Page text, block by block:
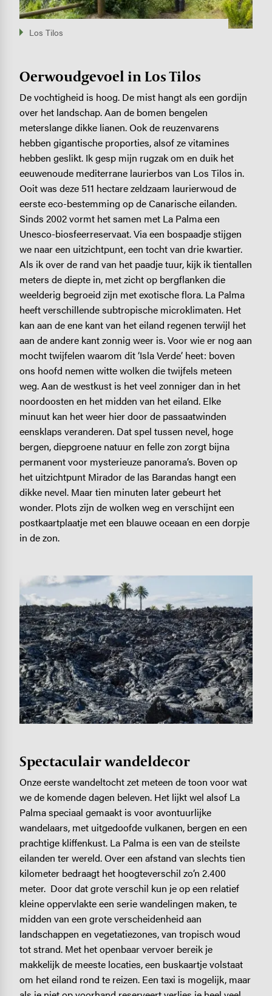
Los Tilos
Oerwoudgevoel in Los Tilos
De vochtigheid is hoog. De mist hangt als een gordijn
over het landschap. Aan de bomen bengelen
meterslange dikke lianen. Ook de reuzenvarens
hebben gigantische proporties, alsof ze vitamines
hebben geslikt. Ik gesp mijn rugzak om en duik het
eeuwenoude mediterrane laurierbos van Los Tilos in.
Ooit was deze 511 hectare zeldzaam laurierwoud de
eerste eco-bestemming op de Canarische eilanden.
Sinds 2002 vormt het samen met La Palma een
Unesco-biosfeerreservaat. Via een bospaadje stijgen
we naar een uitzichtpunt, een tocht van drie kwartier.
Als ik over de rand van het paadje tuur, kijk ik tientallen
meters de diepte in, met zicht op bergflanken die
weelderig begroeid zijn met exotische flora. La Palma
heeft verschillende subtropische microklimaten. Het
kan aan de ene kant van het eiland regenen terwijl het
aan de andere kant zonnig weer is. Voor wie er nog aan
mocht twijfelen waarom dit ‘Isla Verde’ heet: boven
ons hoofd nemen witte wolken die twijfels meteen
weg. Aan de westkust is het veel zonniger dan in het
noordoosten en het midden van het eiland. Elke
minuut kan het weer hier door de passaatwinden
eensklaps veranderen. Dat spel tussen nevel, hoge
bergen, diepgroene natuur en felle zon zorgt bijna
permanent voor mysterieuze panorama’s. Boven op
het uitzichtpunt Mirador de las Barandas hangt een
dikke nevel. Maar tien minuten later gebeurt het
wonder. Plots zijn de wolken weg en verschijnt een
postkaartplaatje met een blauwe oceaan en een dorpje
in de zon.
Image
Spectaculair wandeldecor
Onze eerste wandeltocht zet meteen de toon voor wat
we de komende dagen beleven. Het lijkt wel alsof La
Palma speciaal gemaakt is voor avontuurlijke
wandelaars, met uitgedoofde vulkanen, bergen en een
prachtige kliffenkust. La Palma is een van de steilste
eilanden ter wereld. Over een afstand van slechts tien
kilometer bedraagt het hoogteverschil zo’n 2.400
meter. Door dat grote verschil kun je op een relatief
kleine oppervlakte een serie wandelingen maken, te
midden van een grote verscheidenheid aan
landschappen en vegetatiezones, van tropisch woud
tot strand. Met het openbaar vervoer bereik je
makkelijk de meeste locaties, een buskaartje volstaat
om het eiland rond te reizen. Een taxi is mogelijk, maar